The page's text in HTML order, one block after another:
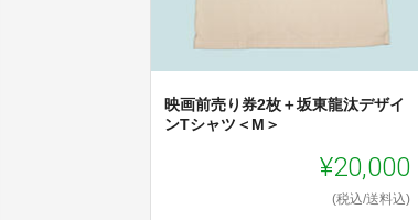
映画前売り券2枚＋坂東龍汰デザイ
ンTシャツ＜M＞
¥20,000
(税込/送料込)